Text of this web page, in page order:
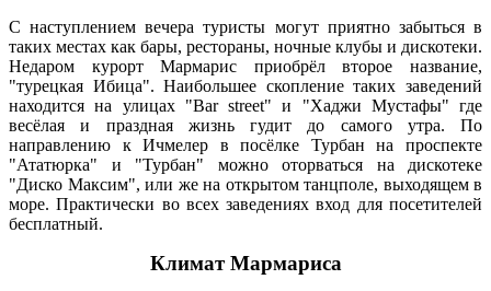
С наступлением вечера туристы могут приятно забыться в
таких местах как бары, рестораны, ночные клубы и дискотеки.
Недаром курорт Мармарис приобрёл второе название,
"турецкая Ибица". Наибольшее скопление таких заведений
находится на улицах "Bar street" и "Хаджи Мустафы" где
весёлая и праздная жизнь гудит до самого утра. По
направлению к Ичмелер в посёлке Турбан на проспекте
"Ататюрка" и "Турбан" можно оторваться на дискотеке
"Диско Максим", или же на открытом танцполе, выходящем в
море. Практически во всех заведениях вход для посетителей
бесплатный.
Климат Мармариса